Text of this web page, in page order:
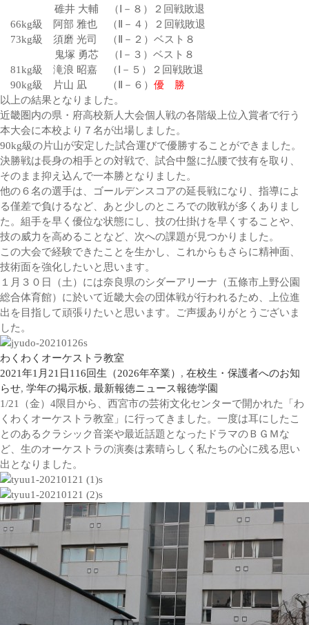
碓井 大輔 （Ⅰ－８）２回戦敗退
66kg級 阿部 雅也 （Ⅱ－４）２回戦敗退
73kg級 須磨 光司 （Ⅱ－２）ベスト８
鬼塚 勇芯 （Ⅰ－３）ベスト８
81kg級 滝浪 昭嘉 （Ⅰ－５）２回戦敗退
90kg級 片山 凪 （Ⅱ－６） 優 勝
以上の結果となりました。
近畿圏内の県・府高校新人大会個人戦の各階級上位入賞者で行う
本大会に本校より７名が出場しました。
90kg級の片山が安定した試合運びで優勝することができました。
決勝戦は長身の相手との対戦で、試合中盤に払腰で技有を取り、
そのまま抑え込んで一本勝となりました。
他の６名の選手は、ゴールデンスコアの延長戦になり、指導によ
る僅差で負けるなど、あと少しのところでの敗戦が多くありまし
た。組手を早く優位な状態にし、技の仕掛けを早くすることや、
技の威力を高めることなど、次への課題が見つかりました。
この大会で経験できたことを生かし、これからもさらに精神面、
技術面を強化したいと思います。
１月３０日（土）には奈良県のシダーアリーナ（五條市上野公園
総合体育館）に於いて近畿大会の団体戦が行われるため、上位進
出を目指して頑張りたいと思います。ご声援ありがとうございま
した。
わくわくオーケストラ教室
2021年1月21日 116回生（2026年卒業） , 在校生・保護者へのお知
らせ, 学年の掲示板, 最新報徳ニュース報徳学園
1/21（金）4限目から、西宮市の芸術文化センターで開かれた「わ
くわくオーケストラ教室」に行ってきました。一度は耳にしたこ
とのあるクラシック音楽や最近話題となったドラマのＢＧＭな
ど、生のオーケストラの演奏は素晴らしく私たちの心に残る思い
出となりました。